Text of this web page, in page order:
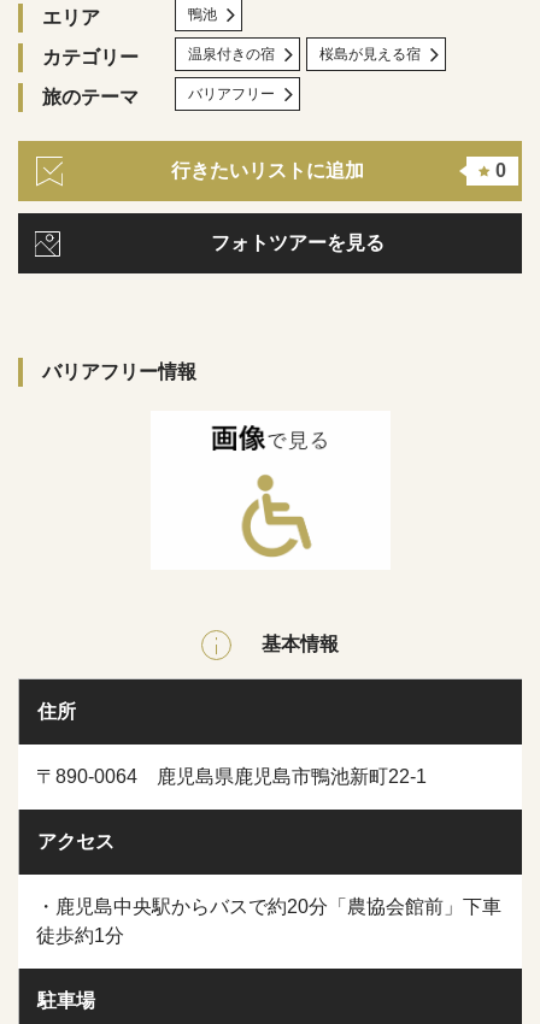
エリア 鴨池
カテゴリー 温泉付きの宿 桜島が見える宿
旅のテーマ バリアフリー
行きたいリストに追加 0
フォトツアーを見る
バリアフリー情報
基本情報
住所
〒890-0064 鹿児島県鹿児島市鴨池新町22-1
アクセス
・鹿児島中央駅からバスで約20分「農協会館前」下車
徒歩約1分
駐車場